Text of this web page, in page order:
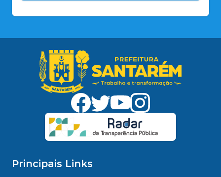
Principais Links